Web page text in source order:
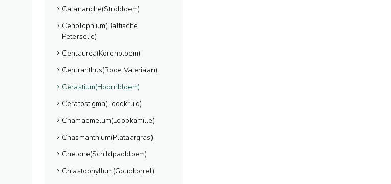
Catananche(Strobloem)
Cenolophium(Baltische
Peterselie)
Centaurea(Korenbloem)
Centranthus(Rode Valeriaan)
Cerastium(Hoornbloem)
Ceratostigma(Loodkruid)
Chamaemelum(Loopkamille)
Chasmanthium(Plataargras)
Chelone(Schildpadbloem)
Chiastophyllum(Goudkorrel)